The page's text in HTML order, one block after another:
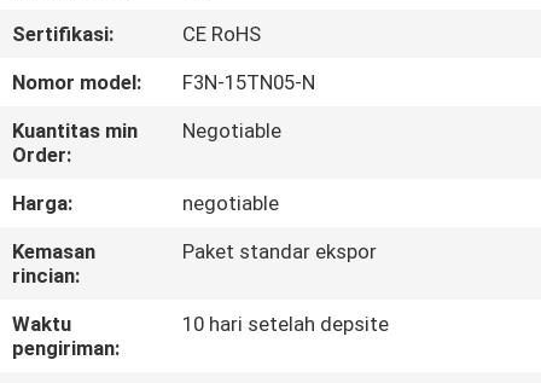
TUR
PABRIK
KONTROL
KUALITAS
HUBUNGI
KAMI
Sertifikasi:
CE RoHS
Nomor model:
F3N-15TN05-N
Kuantitas min
Order:
Negotiable
Harga:
negotiable
Kemasan
rincian:
Paket standar ekspor
Waktu
pengiriman:
10 hari setelah depsite